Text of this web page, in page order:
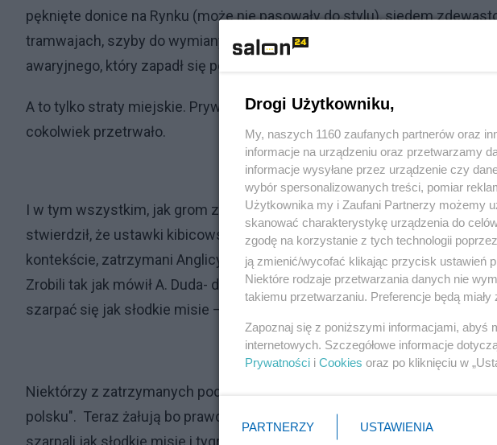
pęknięte donice na Rynku (może nie pasowały do stylu), siedem
tramwajach, szyby do wymiany i jeden tramwaj zablokowany przez
awaryjnego, który zapadł się pod ziemię. Sherlock Holmes już w drodze.
A to tylko straty miejskie. Prywatni restauratorzy, właściciele barów i
cokolwiek przetrwało.
Reklama
I w tym wszystkim, jak grom z jasnego nieba, pojawiły się słowa
stwierdził, że ustawki kibicowskie to „takie słodkie szarpanie się
kontekście, zatrzymani Anglicy i Hiszpanie mogą czuć się po prostu
Zrobili tak jak mówił A. Duda- dżentelmeńską umowę , że trochę
szarpać się jak słodkie misie – zgodnie z polską tradycją i linią
Niektórzy z zatrzymanych podobno żałują... ale nie tego, co zrobili – tylko
polsku". Teraz żałują bo prawdopodobnie zostali zatrzymani za to , że za
szarpali jak słodkie misie i tygryski.
Drogi Użytkowniku,
My, naszych 1160 zaufanych partnerów oraz
informacje na urządzeniu oraz przetwarzamy
informacje wysyłane przez urządzenie czy
wybór spersonalizowanych treści, pomiar
Użytkownika my i Zaufani Partnerzy możemy
skanować charakterystykę urządzenia do
zgodę na korzystanie z tych technologii
ją zmienić/wycofać klikając przycisk ustawień
Niektóre rodzaje przetwarzania danych nie
takiemu przetwarzaniu. Preferencje będą
Zapoznaj się z poniższymi informacjami, abyś
internetowych. Szczegółowe informacje
Prywatności i Cookies oraz po kliknięciu w
PARTNERZY USTAWIENIA